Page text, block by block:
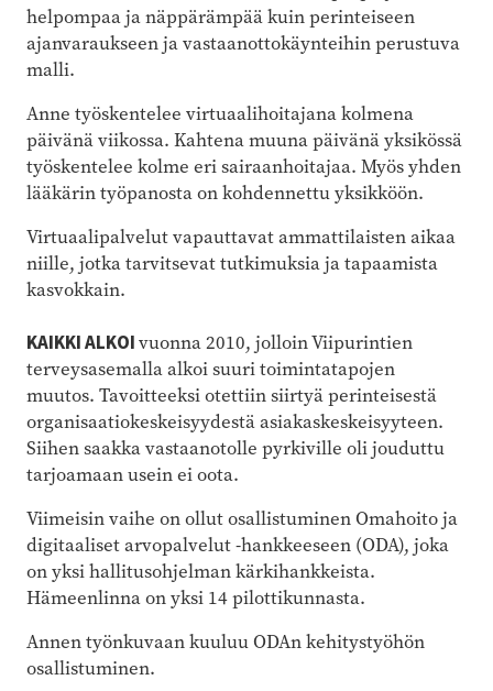
helpompaa ja näppärämpää kuin perinteiseen
ajanvaraukseen ja vastaanottokäynteihin perustuva
malli.
Anne työskentelee virtuaalihoitajana kolmena
päivänä viikossa. Kahtena muuna päivänä yksikössä
työskentelee kolme eri sairaanhoitajaa. Myös yhden
lääkärin työpanosta on kohdennettu yksikköön.
Virtuaalipalvelut vapauttavat ammattilaisten aikaa
niille, jotka tarvitsevat tutkimuksia ja tapaamista
kasvokkain.
KAIKKI ALKOIvuonna 2010, jolloin Viipurintien
terveysasemalla alkoi suuri toimintatapojen
muutos. Tavoitteeksi otettiin siirtyä perinteisestä
organisaatiokeskeisyydestä asiakaskeskeisyyteen.
Siihen saakka vastaanotolle pyrkiville oli jouduttu
tarjoamaan usein ei oota.
Viimeisin vaihe on ollut osallistuminen Omahoito ja
digitaaliset arvopalvelut -hankkeeseen (ODA), joka
on yksi hallitusohjelman kärkihankkeista.
Hämeenlinna on yksi 14 pilottikunnasta.
Annen työnkuvaan kuuluu ODAn kehitystyöhön
osallistuminen.